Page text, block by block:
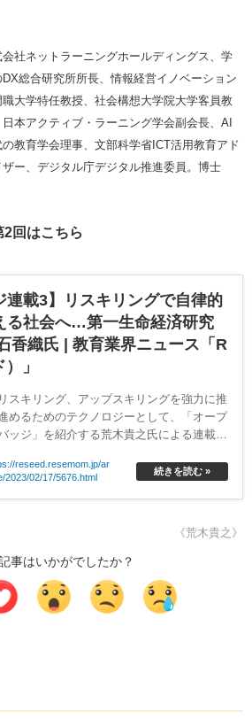
会社ネットラーニングホールディングス、学
DX総合研究所所⻑、情報経営イノベーション
職⼤学特任教授、社会構想⼤学院⼤学客員教
⽇本アクティブ・ラーニング学会副会⻑、AI
の教育学会理事、⽂部科学省ICT活⽤教育アド
ザー、デジタル庁デジタル推進委員。博⼠
回はこちら
連載3】リスキリングで自律的
る社会へ…第一生命経済研究
香織氏 | 教育業界ニュース「R
」
スキリング、アップスキリングを強力に推
めるためのテクノロジーとして、「オープ
ッジ」を紹介する荒木貴之氏による連載。
究員の白石香織氏へのインタビューを実施
reseed.resemom.jp/ar
2023/02/17/5676.html
続きを読む »
《荒木貴之》
事はいかがでしたか？